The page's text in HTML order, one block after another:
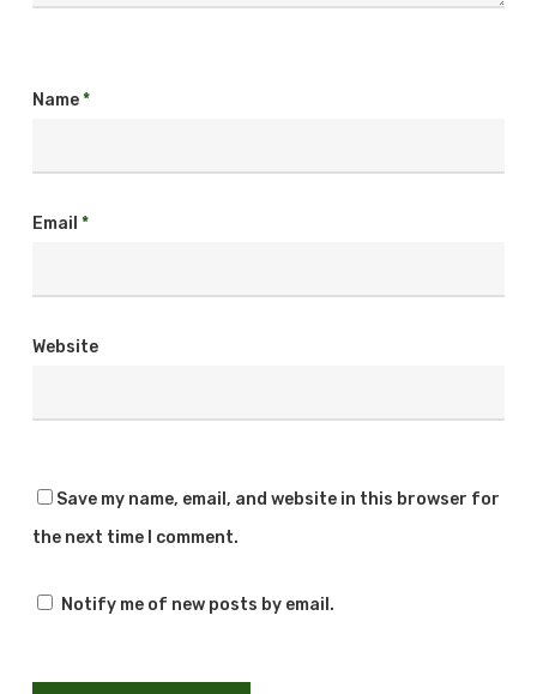
Name*
Email *
Website
Save my name, email, and website in this browser for
the next time I comment.
Notify me of new posts by email.